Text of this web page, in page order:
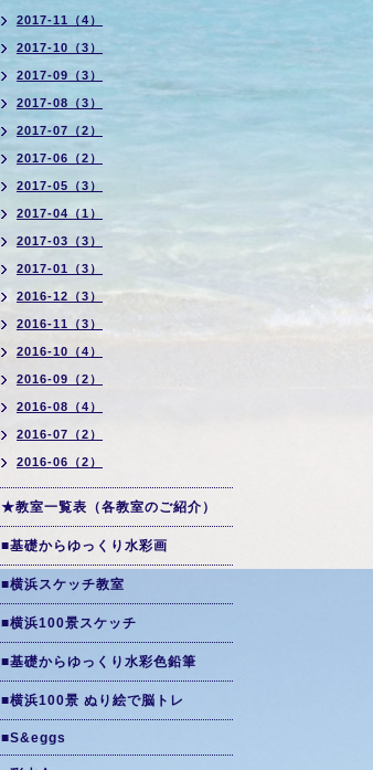
2017-11（4）
2017-10（3）
2017-09（3）
2017-08（3）
2017-07（2）
2017-06（2）
2017-05（3）
2017-04（1）
2017-03（3）
2017-01（3）
2016-12（3）
2016-11（3）
2016-10（4）
2016-09（2）
2016-08（4）
2016-07（2）
2016-06（2）
★教室一覧表（各教室のご紹介）
■基礎からゆっくり水彩画
■横浜スケッチ教室
■横浜100景スケッチ
■基礎からゆっくり水彩色鉛筆
■横浜100景 ぬり絵で脳トレ
■S&eggs